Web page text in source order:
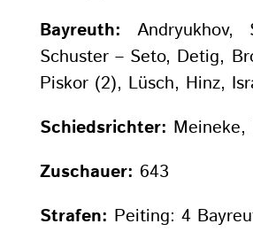
Bayreuth: Andryukhov,
Schuster – Seto, Detig,
Piskor (2), Lüsch, Hinz,
Schiedsrichter: Meineke,
Zuschauer: 643
Strafen: Peiting: 4